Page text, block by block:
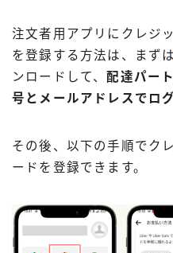
注文者用アプリにクレジ
を登録する方法は、まずは
ンロードして、配達パー
号とメールアドレスでロ
その後、以下の手順でク
ードを登録できます。